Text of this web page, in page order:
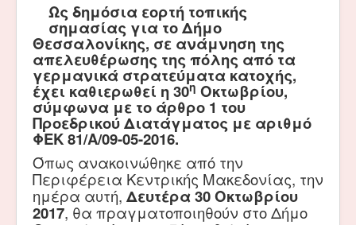
Ως δημόσια εορτή τοπικής
σημασίας για το Δήμο
Θεσσαλονίκης, σε ανάμνηση της
απελευθέρωσης της πόλης από τα
γερμανικά στρατεύματα κατοχής,
έχει καθιερωθεί η 30η Οκτωβρίου,
σύμφωνα με το άρθρο 1 του
Προεδρικού Διατάγματος με αριθμό
ΦΕΚ 81/Α/09-05-2016.
Όπως ανακοινώθηκε από την
Περιφέρεια Κεντρικής Μακεδονίας, την
ημέρα αυτή, Δευτέρα 30 Οκτωβρίου
2017, θα πραγματοποιηθούν στο Δήμο